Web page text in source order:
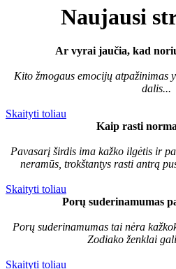
Naujausi
Ar vyrai jaučia, kad
Kito žmogaus emocijų atpažinimas
dalis...
Skaityti toliau
Kaip rasti
Pavasarį širdis ima kažko ilgėtis ir
neramūs, trokštantys rasti antrą
Skaityti toliau
Porų suderinamumas
Porų suderinamumas tai nėra
Zodiako ženklai
Skaityti toliau